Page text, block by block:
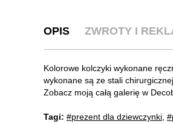
OPIS ZWROTY I
Kolorowe kolczyki wykonane
wykonane są ze stali
Zobacz moją całą galerię w
Tagi: #prezent dla dziewczynki